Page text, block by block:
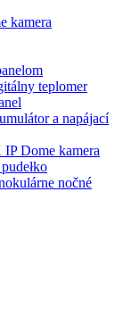
kamera
teplomer
a napájací
Dome kamera
nočné